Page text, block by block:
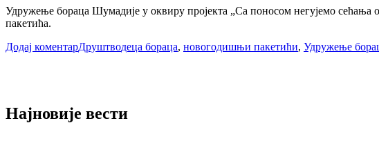
Удружење бораца Шумадије у оквиру пројекта „Са поносом негујемо сећања
пакетића.
Додај коментарДруштводеца бораца, новогодишњи пакетићи, Удружење
Најновије вести